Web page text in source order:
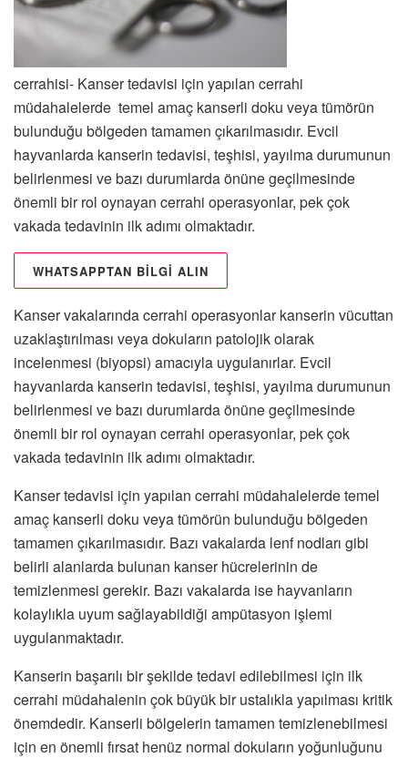
cerrahisi- Kanser tedavisi için yapılan cerrahi
müdahalelerde temel amaç kanserli doku veya tümörün
bulunduğu bölgeden tamamen çıkarılmasıdır. Evcil
hayvanlarda kanserin tedavisi, teşhisi, yayılma durumunun
belirlenmesi ve bazı durumlarda önüne geçilmesinde
önemli bir rol oynayan cerrahi operasyonlar, pek çok
vakada tedavinin ilk adımı olmaktadır.
WHATSAPPTAN BİLGİ ALIN
Kanser vakalarında cerrahi operasyonlar kanserin vücuttan
uzaklaştırılması veya dokuların patolojik olarak
incelenmesi (biyopsi) amacıyla uygulanırlar. Evcil
hayvanlarda kanserin tedavisi, teşhisi, yayılma durumunun
belirlenmesi ve bazı durumlarda önüne geçilmesinde
önemli bir rol oynayan cerrahi operasyonlar, pek çok
vakada tedavinin ilk adımı olmaktadır.
Kanser tedavisi için yapılan cerrahi müdahalelerde temel
amaç kanserli doku veya tümörün bulunduğu bölgeden
tamamen çıkarılmasıdır. Bazı vakalarda lenf nodları gibi
belirli alanlarda bulunan kanser hücrelerinin de
temizlenmesi gerekir. Bazı vakalarda ise hayvanların
kolaylıkla uyum sağlayabildiği ampütasyon işlemi
uygulanmaktadır.
Kanserin başarılı bir şekilde tedavi edilebilmesi için ilk
cerrahi müdahalenin çok büyük bir ustalıkla yapılması kritik
önemdedir. Kanserli bölgelerin tamamen temizlenebilmesi
için en önemli fırsat henüz normal dokuların yoğunluğunu